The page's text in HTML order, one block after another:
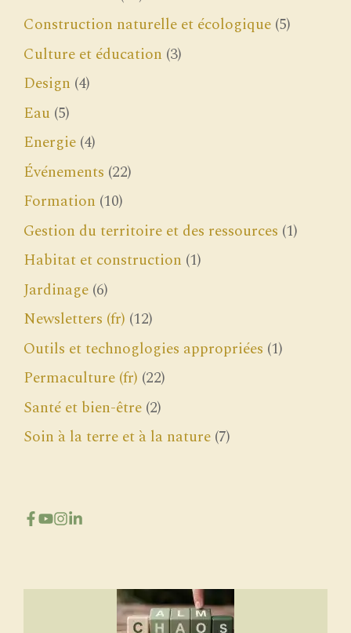
Construction naturelle et écologique (5)
Culture et éducation (3)
Design (4)
Eau (5)
Energie (4)
Événements (22)
Formation (10)
Gestion du territoire et des ressources (1)
Habitat et construction (1)
Jardinage (6)
Newsletters (fr) (12)
Outils et technoglogies appropriées (1)
Permaculture (fr) (22)
Santé et bien-être (2)
Soin à la terre et à la nature (7)